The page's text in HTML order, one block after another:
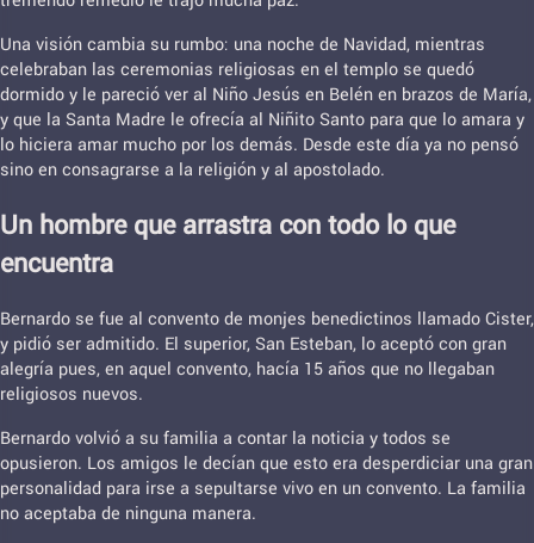
Una visión cambia su rumbo: una noche de Navidad, mientras
celebraban las ceremonias religiosas en el templo se quedó
dormido y le pareció ver al Niño Jesús en Belén en brazos de María,
y que la Santa Madre le ofrecía al Niñito Santo para que lo amara y
lo hiciera amar mucho por los demás. Desde este día ya no pensó
sino en consagrarse a la religión y al apostolado.
Un hombre que arrastra con todo lo que
encuentra
Bernardo se fue al convento de monjes benedictinos llamado Cister,
y pidió ser admitido. El superior, San Esteban, lo aceptó con gran
alegría pues, en aquel convento, hacía 15 años que no llegaban
religiosos nuevos.
Bernardo volvió a su familia a contar la noticia y todos se
opusieron. Los amigos le decían que esto era desperdiciar una gran
personalidad para irse a sepultarse vivo en un convento. La familia
no aceptaba de ninguna manera.